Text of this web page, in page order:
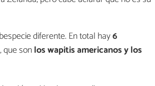
diferente. En total hay6
que sonlos wapitis americanos y los